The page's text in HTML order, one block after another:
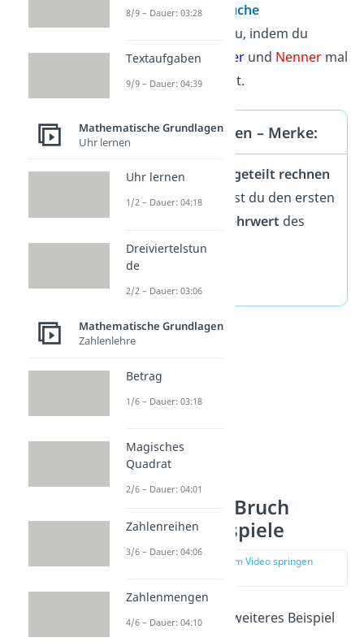
Erinnerung:
Brüche
du, indem du
Zählermal Zählerund Nennermal
Nennerrechnest.
Brüche dividieren – Merke:
Wenn du Brüche geteilt rechnen
willst, multiplizierst du den ersten
Kehrwert des
zweiten Bruchs.
Bruch durch Bruch
teilen — Beispiele
zur Stelle im Video springen
Schau dir noch ein weiteres Beispiel
8/9 – Dauer: 03:28
Textaufgaben
9/9 – Dauer: 04:39
Mathematische Grundlagen
Uhr lernen
Uhr lernen
1/2 – Dauer: 04:18
Dreiviertelstun
de
2/2 – Dauer: 03:06
Mathematische Grundlagen
Zahlenlehre
Betrag
1/6 – Dauer: 03:18
Magisches
Quadrat
2/6 – Dauer: 04:01
Zahlenreihen
3/6 – Dauer: 04:06
Zahlenmengen
4/6 – Dauer: 04:10